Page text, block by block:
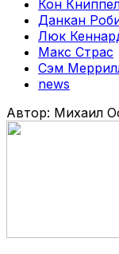
Кон
Данкан
Люк
Макс Страс
Сэм
news
Автор: Михаил